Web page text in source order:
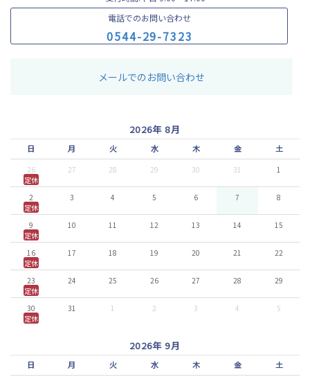
電話でのお問い合わせ
0544-29-7323
メールでのお問い合わせ
2026年 8月
日 月 火 水 木 金 土
26 27 28 29 30 31
1
定休
2
3 4 5 6 7
8
定休
9
10 11 12 13 14
15
定休
16
17 18 19 20 21
22
定休
23
24 25 26 27 28
29
定休
30
31 1 2 3 4
5
定休
2026年 9月
日 月 火 水 木 金 土